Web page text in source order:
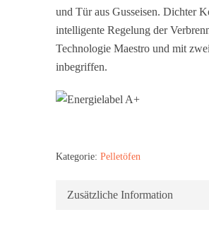
und Tür aus Gusseisen. Dichter
intelligente Regelung der
Technologie Maestro und mit
inbegriffen.
Kategorie: Pelletöfen
Zusätzliche Information